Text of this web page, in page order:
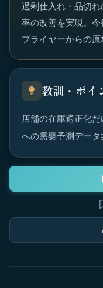
過剰仕入れ・品切
率の改善を実現。
プライヤーからの原
教訓・ポイ
店舗の在庫適正化
への需要予測データ